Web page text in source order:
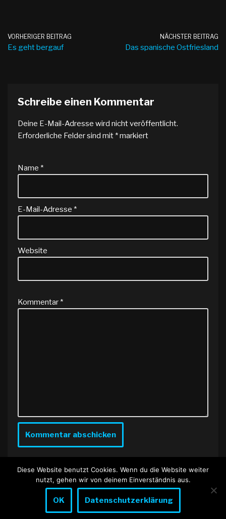
VORHERIGER BEITRAG
Es geht bergauf
NÄCHSTER BEITRAG
Das spanische Ostfriesland
Schreibe einen Kommentar
Deine E-Mail-Adresse wird nicht veröffentlicht.
Erforderliche Felder sind mit *markiert
Name *
E-Mail-Adresse *
Website
Kommentar *
Neve | Präsentiert vonWordPress
Diese Website benutzt Cookies. Wenn du die Website weiter
nutzt, gehen wir von deinem Einverständnis aus.
OK Datenschutzerklärung